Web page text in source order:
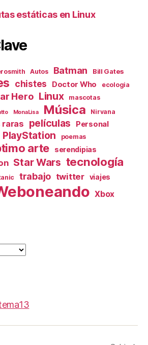
estáticas en Linux
Autos Batman Bill Gates
chistes Doctor Who ecologia
Hero Linux mascotas
MonaLisa Música Nirvana
raras películas Personal
PlayStation poemas
arte serendipias
Star Wars tecnología
trabajo twitter viajes
Xbox